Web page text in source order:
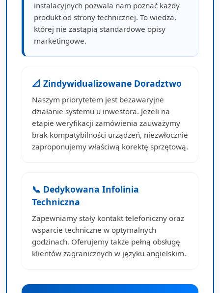
instalacyjnych pozwala nam poznać każdy
produkt od strony technicznej. To wiedza,
której nie zastąpią standardowe opisy
marketingowe.
📐 Zindywidualizowane Doradztwo
Naszym priorytetem jest bezawaryjne
działanie systemu u inwestora. Jeżeli na
etapie weryfikacji zamówienia zauważymy
brak kompatybilności urządzeń, niezwłocznie
zaproponujemy właściwą korektę sprzętową.
📞 Dedykowana Infolinia
Techniczna
Zapewniamy stały kontakt telefoniczny oraz
wsparcie techniczne w optymalnych
godzinach. Oferujemy także pełną obsługę
klientów zagranicznych w języku angielskim.